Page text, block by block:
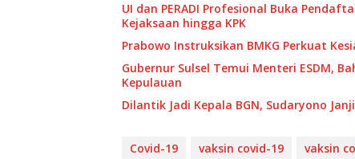
UI dan PERADI Profesional Buka
Kejaksaan hingga KPK
Prabowo Instruksikan BMKG Perkuat
Gubernur Sulsel Temui Menteri ESDM,
Kepulauan
Dilantik Jadi Kepala BGN, Sudaryono
Covid-19 vaksin covid-19 vaksin